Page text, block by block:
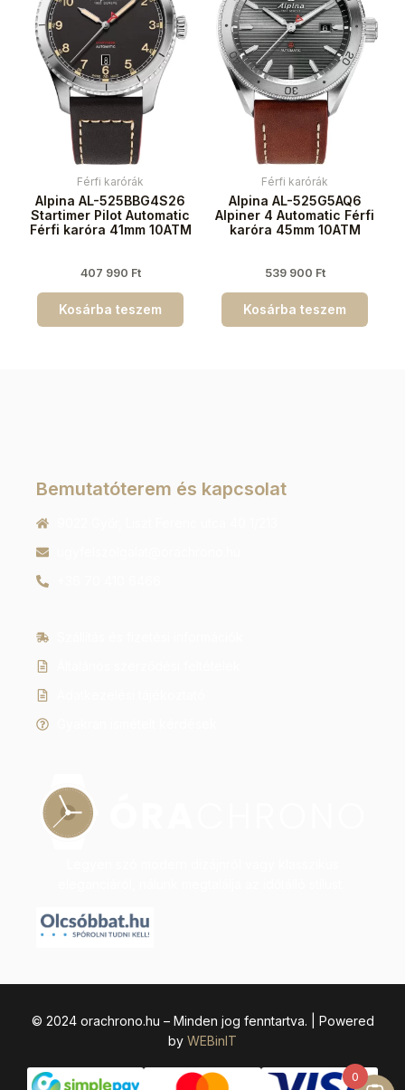
Férfi karórák
Alpina AL-525BBG4S26
Startimer Pilot Automatic
Férfi karóra 41mm 10ATM
407 990 Ft
Kosárba teszem
Férfi karórák
Alpina AL-525G5AQ6
Alpiner 4 Automatic Férfi
karóra 45mm 10ATM
539 900 Ft
Kosárba teszem
Bemutatóterem és kapcsolat
© 2024 orachrono.hu – Minden jog fenntartva. | Powered
by WEBinIT
0